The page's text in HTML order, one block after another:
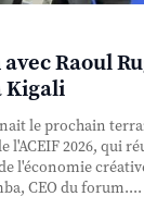
Raoul
Kigali
le prochain
l'ACEIF 2026, qui
l'économie
CEO du forum....